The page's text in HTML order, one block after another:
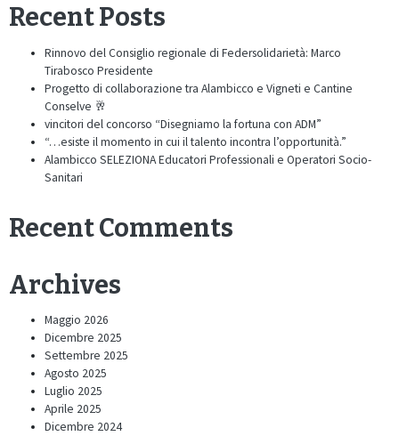
Recent Posts
Rinnovo del Consiglio regionale di Federsolidarietà: Marco
Tirabosco Presidente
Progetto di collaborazione tra Alambicco e Vigneti e Cantine
Conselve 🥂
vincitori del concorso “Disegniamo la fortuna con ADM”
“…esiste il momento in cui il talento incontra l’opportunità.”
Alambicco SELEZIONA Educatori Professionali e Operatori Socio-
Sanitari
Recent Comments
Archives
Maggio 2026
Dicembre 2025
Settembre 2025
Agosto 2025
Luglio 2025
Aprile 2025
Dicembre 2024